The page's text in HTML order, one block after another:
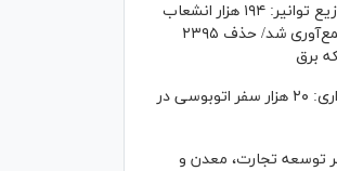
معاون هماهنگی توزیع توانیر: ۱۹۴ هزار انشعاب
غیرمجاز از شبکه برق جمع‌آوری شد/ حذف ۲۳۹۵
برق
رئیس سازمان راهداری: ۲۰ هزار سفر اتوبوسی در
بر توسعه تجارت، معدن و